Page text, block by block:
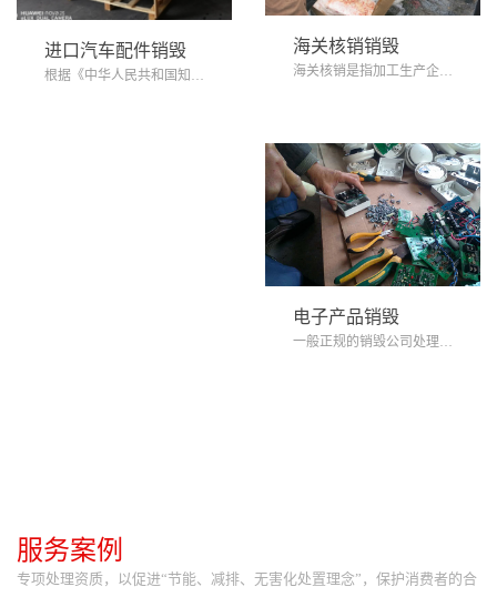
进口汽车配件销毁
根据《中华人民共和国知识产权海关保护条例...
海关核销销毁
电子产品销毁
一般正规的销毁公司处理之后为您提供正规的...
服务案例
专项处理资质，以促进“节能、减排、无害化处置理念”，保护消费者的合